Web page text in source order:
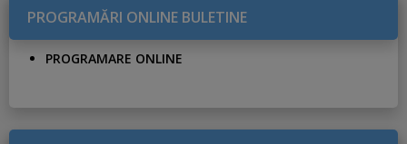
PROGRAMĂRI ONLINE BULETINE
PROGRAMARE ONLINE